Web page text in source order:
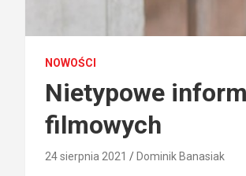
NOWOŚCI
Nietypowe
filmowych
24 sierpnia 2021 Dominik Banasiak